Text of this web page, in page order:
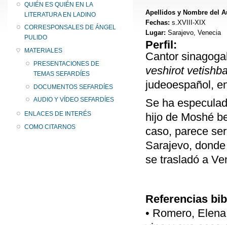
QUIÉN ES QUIÉN EN LA
LITERATURA EN LADINO
CORRESPONSALES DE ÁNGEL
PULIDO
MATERIALES
PRESENTACIONES DE
TEMAS SEFARDÍES
DOCUMENTOS SEFARDÍES
AUDIO Y VÍDEO SEFARDÍES
ENLACES DE INTERÉS
COMO CITARNOS
Apellidos y Nombre del
Fechas: s.XVIII-XIX
Lugar: Sarajevo, Venecia
Perfil:
Cantor
veshirot
judeoespañol,
Se ha
hijo de Moshé
caso, parece
Sarajevo,
se trasladó a
Referencias
• Romero,